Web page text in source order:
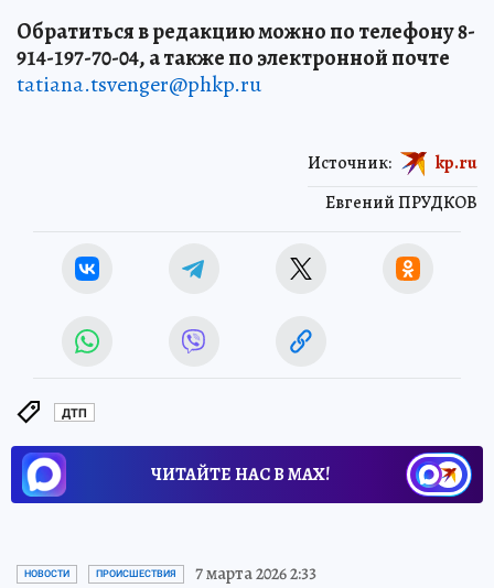
Обратиться в редакцию можно по телефону 8-
914-197-70-04, а также по электронной почте
tatiana.tsvenger@phkp.ru
Евгений ПРУДКОВ
Источник: kp.ru
ДТП
ЧИТАЙТЕ НАС В МАХ!
НОВОСТИ ПРОИСШЕСТВИЯ 7 марта 2026 2:33